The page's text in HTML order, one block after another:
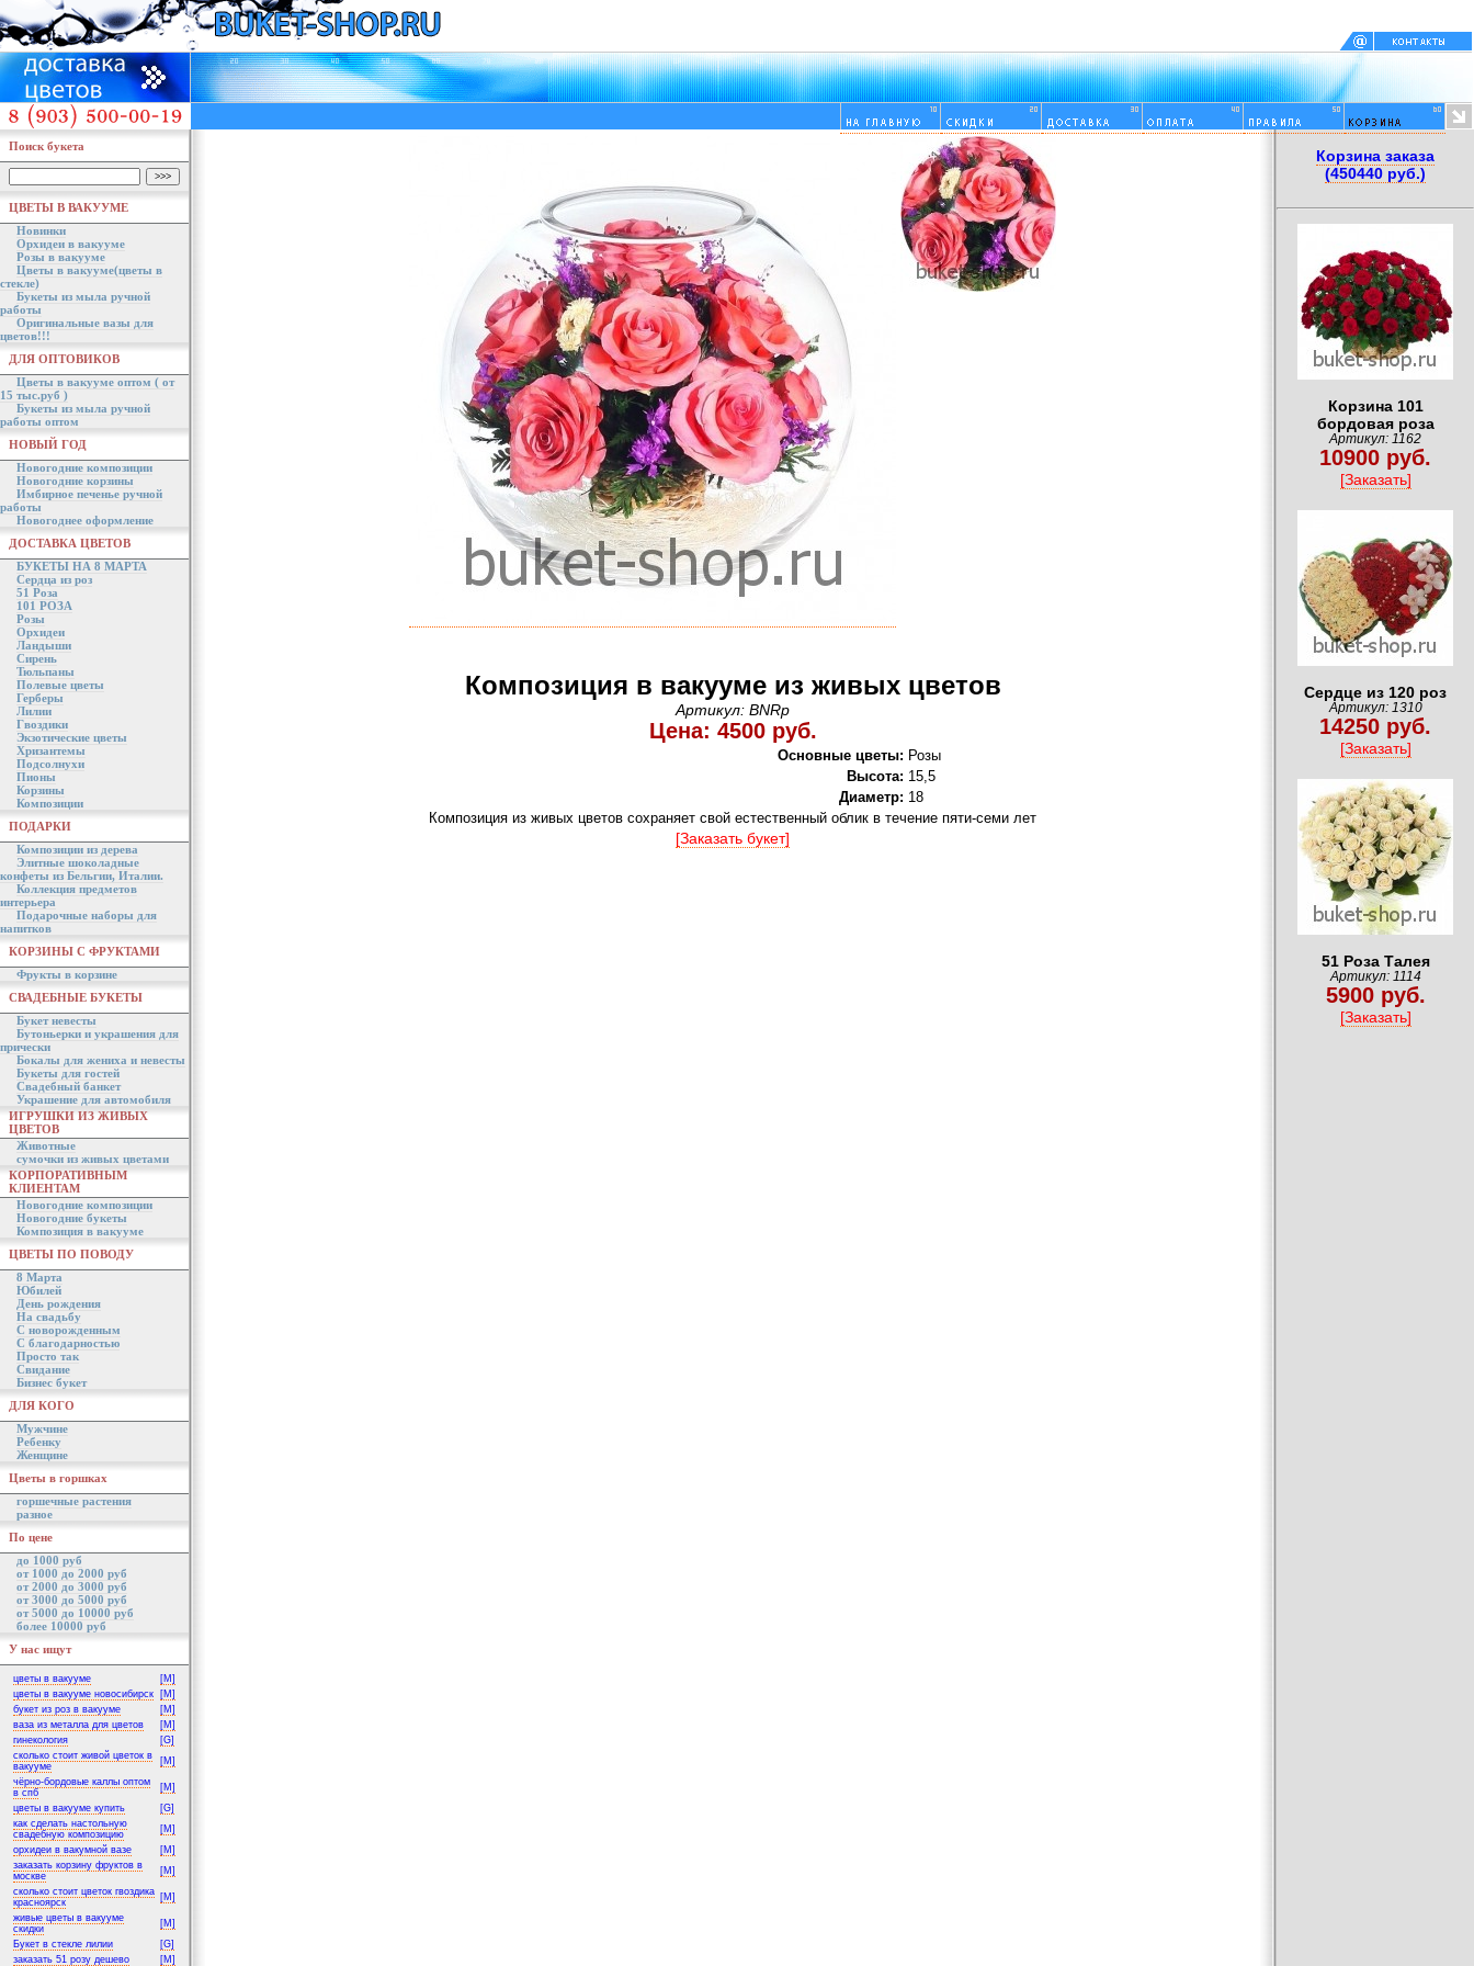
Поиск букета
ЦВЕТЫ В ВАКУУМЕ
Новинки
Орхидеи в вакууме
Розы в вакууме
Цветы в вакууме(цветы в
стекле)
Букеты из мыла ручной
работы
Оригинальные вазы для
цветов!!!
ДЛЯ ОПТОВИКОВ
Цветы в вакууме оптом ( от
15 тыс.руб )
Букеты из мыла ручной
работы оптом
НОВЫЙ ГОД
Новогодние композиции
Новогодние корзины
Имбирное печенье ручной
работы
Новогоднее оформление
ДОСТАВКА ЦВЕТОВ
БУКЕТЫ НА 8 МАРТА
Сердца из роз
51 Роза
101 РОЗА
Розы
Орхидеи
Ландыши
Сирень
Тюльпаны
Полевые цветы
Герберы
Лилии
Гвоздики
Экзотические цветы
Хризантемы
Подсолнухи
Пионы
Корзины
Композиции
ПОДАРКИ
Композиции из дерева
Элитные шоколадные
конфеты из Бельгии, Италии.
Коллекция предметов
интерьера
Подарочные наборы для
напитков
КОРЗИНЫ С ФРУКТАМИ
Фрукты в корзине
СВАДЕБНЫЕ БУКЕТЫ
Букет невесты
Бутоньерки и украшения для
прически
Бокалы для жениха и невесты
Букеты для гостей
Свадебный банкет
Украшение для автомобиля
ИГРУШКИ ИЗ ЖИВЫХ
ЦВЕТОВ
Животные
сумочки из живых цветами
КОРПОРАТИВНЫМ
КЛИЕНТАМ
Новогодние композиции
Новогодние букеты
Композиция в вакууме
ЦВЕТЫ ПО ПОВОДУ
8 Марта
Юбилей
День рождения
На свадьбу
С новорожденным
С благодарностью
Просто так
Свидание
Бизнес букет
ДЛЯ КОГО
Мужчине
Ребенку
Женщине
Цветы в горшках
горшечные растения
разное
По цене
до 1000 руб
от 1000 до 2000 руб
от 2000 до 3000 руб
от 3000 до 5000 руб
от 5000 до 10000 руб
более 10000 руб
У нас ищут
цветы в вакууме
[M]
цветы в вакууме новосибирск
[M]
букет из роз в вакууме
[M]
ваза из металла для цветов
[M]
гинекология
[G]
сколько стоит живой цветок в
вакууме
[M]
чёрно-бордовые каллы оптом
в спб
[M]
цветы в вакууме купить
[G]
как сделать настольную
свадебную композицию
[M]
орхидеи в вакумной вазе
[M]
заказать корзину фруктов в
москве
[M]
сколько стоит цветок гвоздика
красноярск
[M]
живые цветы в вакууме
скидки
[M]
Букет в стекле лилии
[G]
заказать 51 розу дешево
[M]
Композиция в вакууме из живых цветов
Артикул: BNRp
Цена: 4500 руб.
Основные цветы: Розы
Высота: 15,5
Диаметр: 18
Композиция из живых цветов сохраняет свой естественный облик в течение пяти-семи лет
[Заказать букет]
Корзина заказа
(450440 руб.)
Корзина 101
бордовая роза
Артикул: 1162
10900 руб.
[Заказать]
Сердце из 120 роз
Артикул: 1310
14250 руб.
[Заказать]
51 Роза Талея
Артикул: 1114
5900 руб.
[Заказать]